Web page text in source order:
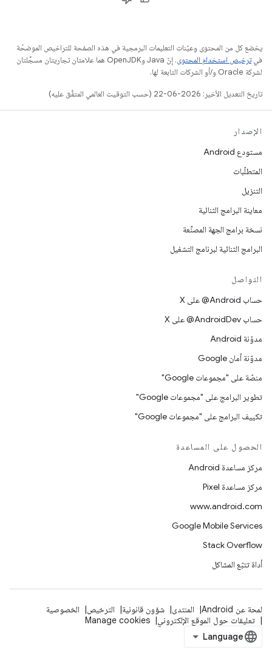
يخضع كل من المحتوى وعيّنات التعليمات البرمجية في هذه الصفحة للتراخيص الموضحّة
فيترخيص استخدام المحتوى
. إنّ Java وOpenJDK هما علامتان تجاريتان مسجَّلتان
لشركة Oracle و/أو الشركات التابعة لها.
تاريخ التعديل الأخير: 2026-06-22 (حسب التوقيت العالمي المتفَّق عليه)
الإصدار
مستودع Android
المتطلّبات
التنزيل
معاينة البرامج الثنائية
نسخة برامج الجهة المصنِّعة
البرامج الثنائية لبرنامج التشغيل
التواصل
حساب ‎@Android على X
حساب ‎@AndroidDev على X
مدوّنة Android
مدوّنة أمان Google
منصّة على "مجموعات Google"
تطوير البرامج على "مجموعات Google"
تكييف البرامج على "مجموعات Google"
الحصول على المساعدة
مركز مساعدة Android
مركز مساعدة Pixel
www.android.com
Google Mobile Services
Stack Overflow
أداة تتبّع المشاكل
لمحة عن Android المنتدى شؤون قانونية الترخيص
الخصوصية
تعليقات حول الموقع الإلكتروني
Manage cookies